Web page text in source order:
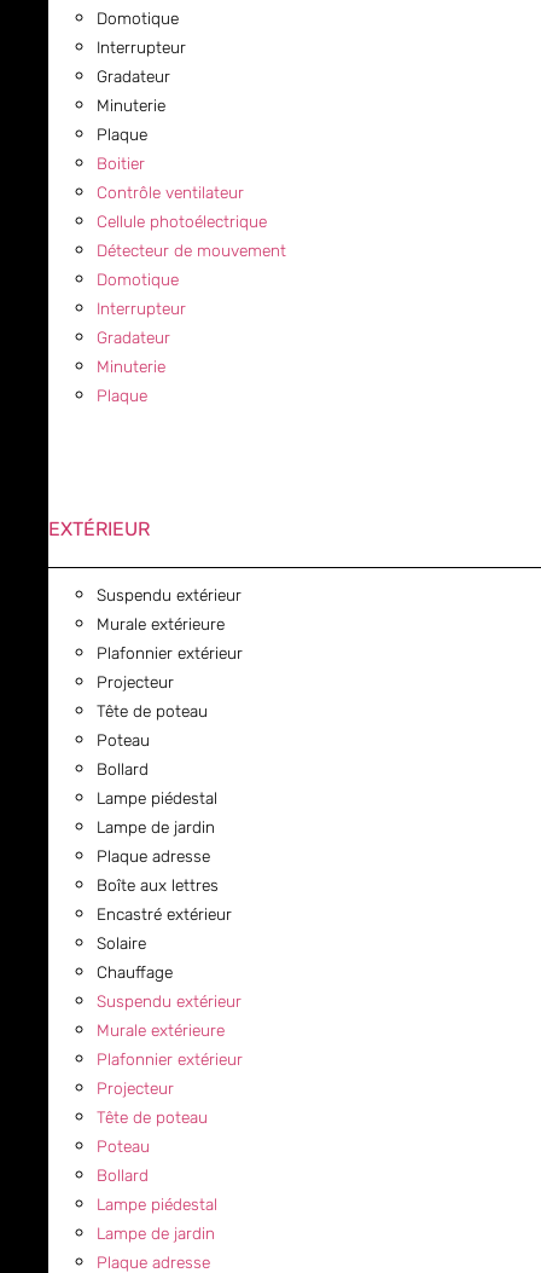
Domotique
Interrupteur
Gradateur
Minuterie
Plaque
Boitier
Contrôle ventilateur
Cellule photoélectrique
Détecteur de mouvement
Domotique
Interrupteur
Gradateur
Minuterie
Plaque
EXTÉRIEUR
Suspendu extérieur
Murale extérieure
Plafonnier extérieur
Projecteur
Tête de poteau
Poteau
Bollard
Lampe piédestal
Lampe de jardin
Plaque adresse
Boîte aux lettres
Encastré extérieur
Solaire
Chauffage
Suspendu extérieur
Murale extérieure
Plafonnier extérieur
Projecteur
Tête de poteau
Poteau
Bollard
Lampe piédestal
Lampe de jardin
Plaque adresse